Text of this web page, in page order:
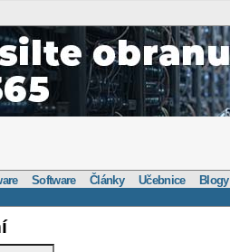
Software Články Učebnice Blogy